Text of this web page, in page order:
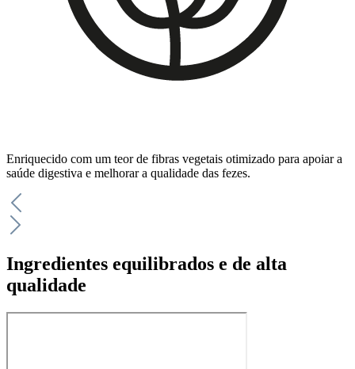
Enriquecido com um teor de fibras vegetais otimizado para apoiar a
saúde digestiva e melhorar a qualidade das fezes.
Ingredientes equilibrados e de alta
qualidade